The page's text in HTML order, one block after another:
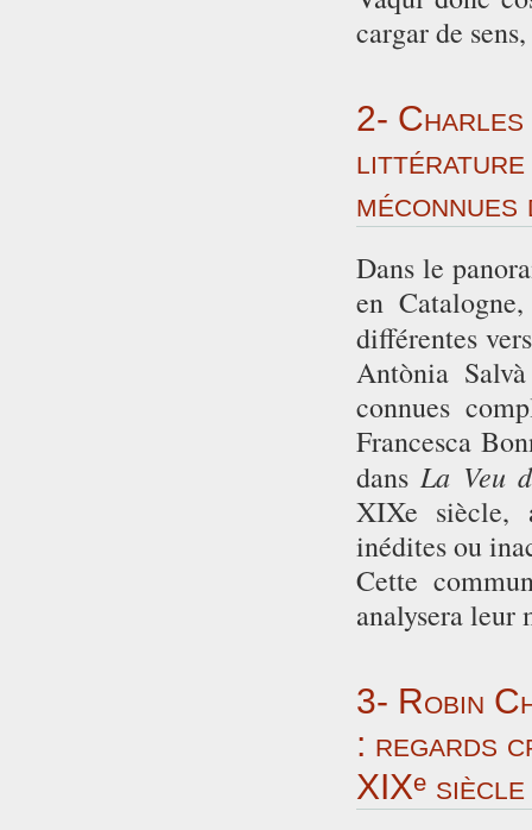
cargar de
2- Charles
littérature
Dans le
en
différentes
Antònia
connues
Francesca
dansLa Veu
XIXe siècle,
inédites ou
Cette
analysera leur
3- Robin
: regards
XIXᵉ siècle